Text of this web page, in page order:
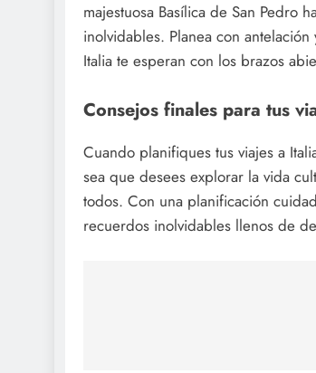
majestuosa Basílica de San Pedro
inolvidables. Planea con
Italia te esperan con los brazos
Consejos finales para tus
Cuando planifiques tus viajes a
sea que desees explorar la vida
todos. Con una planificación
recuerdos inolvidables llenos de